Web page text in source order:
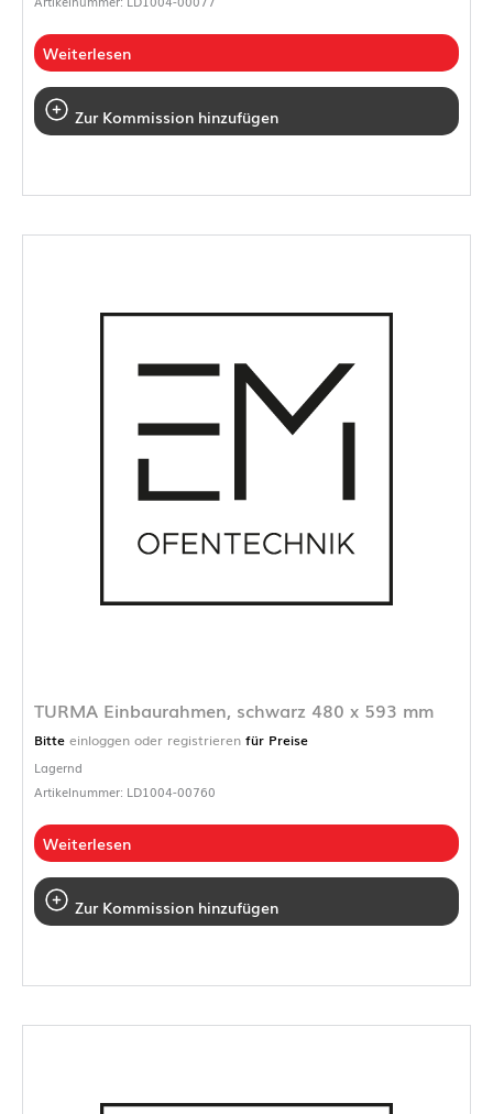
Weiterlesen
Zur Kommission hinzufügen
TURMA Einbaurahmen, schwarz 480 x 593 mm
Bitte einloggen oder registrieren für Preise
Lagernd
Artikelnummer: LD1004-00760
Weiterlesen
Zur Kommission hinzufügen